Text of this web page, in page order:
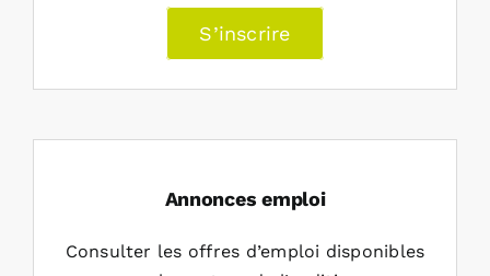
S’inscrire
Annonces emploi
Consulter les offres d’emploi disponibles